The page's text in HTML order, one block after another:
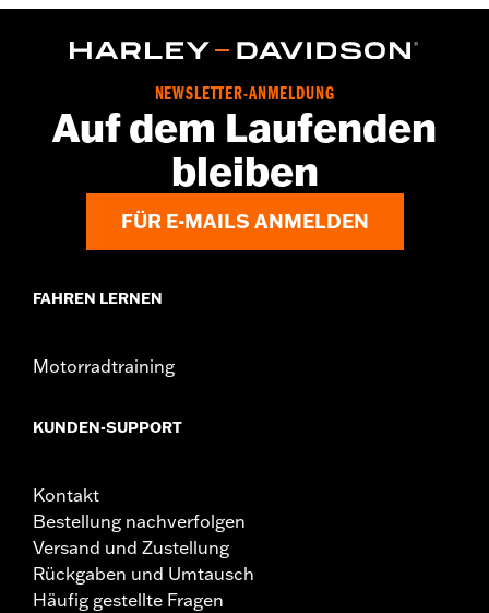
NEWSLETTER-ANMELDUNG
Auf dem Laufenden
bleiben
FÜR E-MAILS ANMELDEN
FAHREN LERNEN
Motorradtraining
KUNDEN-SUPPORT
Kontakt
Bestellung nachverfolgen
Versand und Zustellung
Rückgaben und Umtausch
Häufig gestellte Fragen